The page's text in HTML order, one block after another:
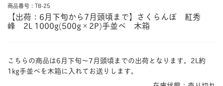
商品番号：TB-25
【出荷：6月下旬から7月頭頃まで】さくらんぼ 紅秀
峰 2L 1000g(500g×2P)手並べ 木箱
こちらの商品は6月下旬〜7月頭頃までの出荷となります。2L約
1kg手並べを木箱に入れてお送りします。